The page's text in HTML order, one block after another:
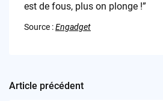
est de fous, plus on plonge !”
Source :Engadget
Post
Article précédent